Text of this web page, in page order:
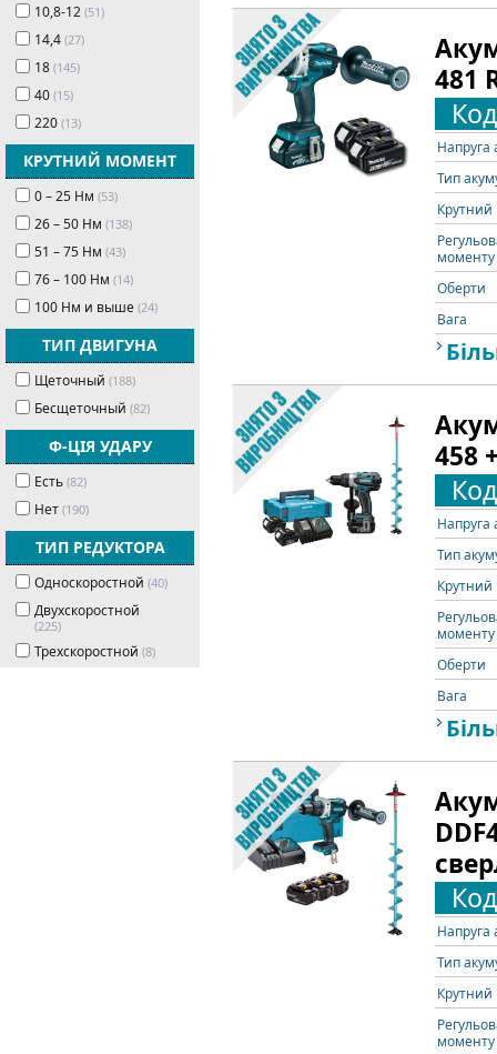
10,8-12 (51)
14,4 (27)
18 (145)
40 (15)
220 (13)
КРУТНИЙ МОМЕНТ
0 – 25 Нм (53)
26 – 50 Нм (138)
51 – 75 Нм (43)
76 – 100 Нм (14)
100 Нм и выше (24)
ТИП ДВИГУНА
Щеточный (188)
Беcщеточный (82)
Ф-ЦІЯ УДАРУ
Есть (82)
Нет (190)
ТИП РЕДУКТОРА
Односкоростной (40)
Двухскоростной
(225)
Трехскоростной (8)
481
Напруга
Тип
Оберти
Вага
458
Напруга
Тип
Оберти
Вага
Напруга
Тип